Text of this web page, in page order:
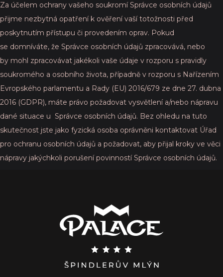
Za účelem ochrany vašeho soukromí Správce osobních údajů
přijme nezbytná opatření k ověření vaší totožnosti před
poskytnutím přístupu či provedením oprav. Pokud
se domníváte, že Správce osobních údajů zpracovává, nebo
by mohl zpracovávat jakékoli vaše údaje v rozporu s pravidly
soukromého a osobního života, případně v rozporu s Nařízením
Evropského parlamentu a Rady (EU) 2016/679 ze dne 27. dubna
2016 (GDPR), máte právo požadovat vysvětlení a/nebo nápravu
dané situace u Správce osobních údajů. Bez ohledu na tuto
skutečnost jste jako fyzická osoba oprávněni kontaktovat Úřad
pro ochranu osobních údajů a požadovat, aby přijal kroky ve věci
nápravy jakýchkoli porušení povinností Správce osobních údajů.